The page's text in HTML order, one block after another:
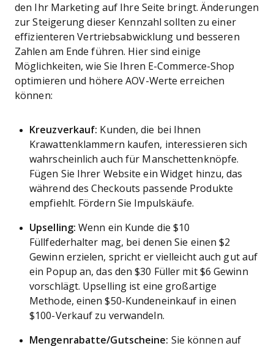
den Ihr Marketing auf Ihre Seite bringt. Änderungen
zur Steigerung dieser Kennzahl sollten zu einer
effizienteren Vertriebsabwicklung und besseren
Zahlen am Ende führen. Hier sind einige
Möglichkeiten, wie Sie Ihren E-Commerce-Shop
optimieren und höhere AOV-Werte erreichen
können:
Kreuzverkauf: Kunden, die bei Ihnen
Krawattenklammern kaufen, interessieren sich
wahrscheinlich auch für Manschettenknöpfe.
Fügen Sie Ihrer Website ein Widget hinzu, das
während des Checkouts passende Produkte
empfiehlt. Fördern Sie Impulskäufe.
Upselling: Wenn ein Kunde die $10
Füllfederhalter mag, bei denen Sie einen $2
Gewinn erzielen, spricht er vielleicht auch gut auf
ein Popup an, das den $30 Füller mit $6 Gewinn
vorschlägt. Upselling ist eine großartige
Methode, einen $50-Kundeneinkauf in einen
$100-Verkauf zu verwandeln.
Mengenrabatte/Gutscheine: Sie können auf